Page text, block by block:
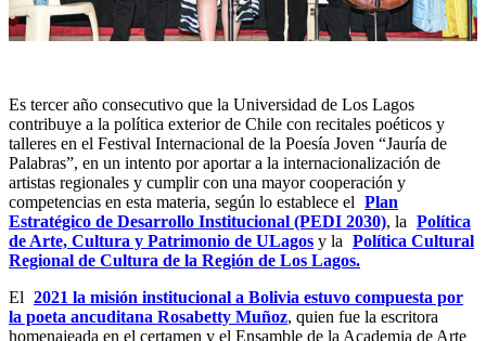
Es tercer año consecutivo que la Universidad de Los Lagos
contribuye a la política exterior de Chile con recitales poéticos y
talleres en el Festival Internacional de la Poesía Joven “Jauría de
Palabras”, en un intento por aportar a la internacionalización de
artistas regionales y cumplir con una mayor cooperación y
competencias en esta materia, según lo establece el Plan
Estratégico de Desarrollo Institucional (PEDI 2030), la Política
de Arte, Cultura y Patrimonio de ULagos y la Política Cultural
Regional de Cultura de la Región de Los Lagos.
El 2021 la misión institucional a Bolivia estuvo compuesta por
la poeta ancuditana Rosabetty Muñoz, quien fue la escritora
homenajeada en el certamen y el Ensamble de la Academia de Arte